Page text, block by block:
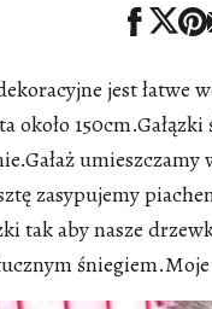
jest łatwe
około
zasypujemy
tak aby nasze